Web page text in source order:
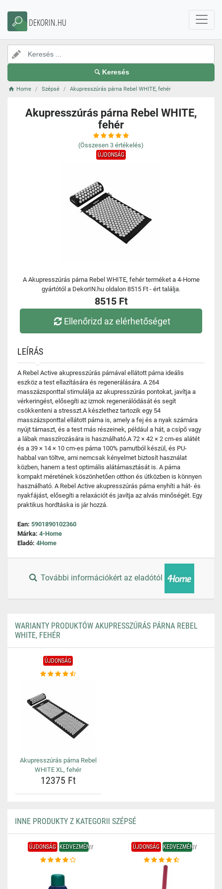
DEKORIN.HU
Keresés
Home Szépsé Akupresszúrás párna Rebel WHITE, fehér
Akupresszúrás párna Rebel WHITE,
fehér
(Összesen 3 értékelés)
ÚJDONSÁG
A Akupresszúrás párna Rebel WHITE, fehér terméket a 4-Home
gyártótól a DekorIN.hu oldalon 8515 Ft - ért találja.
8515 Ft
Ellenőrizd az elérhetőséget
LEÍRÁS
A Rebel Active akupresszúrás párnával ellátott párna ideális
eszköz a test ellazítására és regenerálására. A 264
masszázsponttal stimulálja az akupresszúrás pontokat, javítja a
vérkeringést, elősegíti az izmok regenerálódását és segít
csökkenteni a stresszt.A készlethez tartozik egy 54
masszázsponttal ellátott párna is, amely a fej és a nyak számára
nyújt támaszt, és a test más részeinek, például a hát, a csípő vagy
a lábak masszírozására is használható.A 72 × 42 × 2 cm-es alátét
és a 39 × 14 × 10 cm-es párna 100% pamutból készül, és PU-
habbal van töltve, ami nemcsak kényelmet biztosít használat
közben, hanem a test optimális alátámasztását is. A párna
kompakt méretének köszönhetően otthon és útközben is könnyen
használható. A Rebel Active akupresszúrás párna enyhíti a hát- és
nyakfájást, elősegíti a relaxációt és javítja az alvás minőségét. Egy
praktikus hordtáska is jár hozzá.
Ean: 5901890102360
Márka: 4-Home
Eladó: 4Home
További információkért az eladótól
WARIANTY PRODUKTÓW AKUPRESSZÚRÁS PÁRNA REBEL
WHITE, FEHÉR
ÚJDONSÁG
Akupresszúrás párna Rebel
WHITE XL, fehér
12375 Ft
INNE PRODUKTY Z KATEGORII SZÉPSÉ
ÚJDONSÁG KEDVEZMÉNY ÚJDONSÁG KEDVEZMÉNY